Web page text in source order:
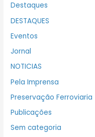
Destaques
DESTAQUES
Eventos
Jornal
NOTICIAS
Pela Imprensa
Preservação Ferroviaria
Publicações
Sem categoria